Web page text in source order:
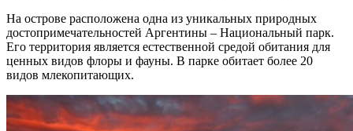
На острове расположена одна из уникальных природных
достопримечательностей Аргентины – Национальный парк.
Его территория является естественной средой обитания для
ценных видов флоры и фауны. В парке обитает более 20
видов млекопитающих.